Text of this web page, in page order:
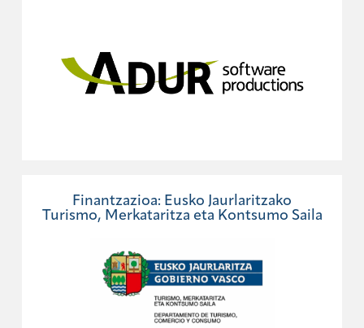
Finantzazioa: Eusko Jaurlaritzako
Turismo, Merkataritza eta Kontsumo Saila